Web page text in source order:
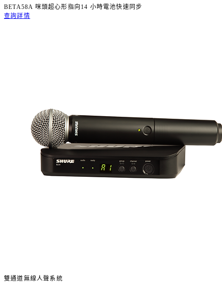
BETA58A 咪頭超心形指向 14 小時電池快速同步
查詢詳情
雙通道無線人聲系統